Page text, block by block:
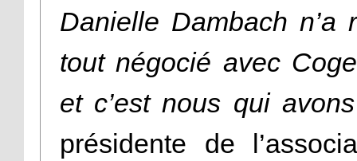
Danielle Dambach n’a
tout négocié avec
et c’est nous qui
présidente de